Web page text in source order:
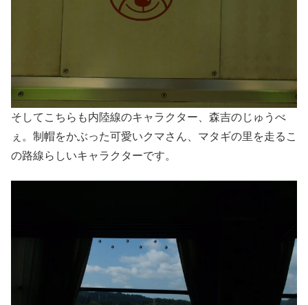
そしてこちらも内陸線のキャラクター、森吉のじゅうべ
ぇ。制帽をかぶった可愛いクマさん、マタギの里を走るこ
の路線らしいキャラクターです。